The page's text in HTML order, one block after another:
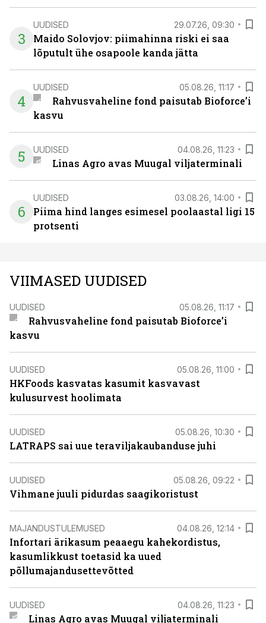
3
UUDISED 29.07.26, 09:30
Maido Solovjov: piimahinna riski ei saa
lõputult ühe osapoole kanda jätta
4
UUDISED 05.08.26, 11:17
Rahvusvaheline fond paisutab Bioforce’i
kasvu
5 UUDISED 04.08.26, 11:23
Linas Agro avas Muugal viljaterminali
6
UUDISED 03.08.26, 14:00
Piima hind langes esimesel poolaastal ligi 15
protsenti
VIIMASED UUDISED
UUDISED 05.08.26, 11:17
Rahvusvaheline fond paisutab Bioforce’i
kasvu
UUDISED 05.08.26, 11:00
HKFoods kasvatas kasumit kasvavast
kulusurvest hoolimata
UUDISED 05.08.26, 10:30
LATRAPS sai uue teraviljakaubanduse juhi
UUDISED 05.08.26, 09:22
Vihmane juuli pidurdas saagikoristust
MAJANDUSTULEMUSED 04.08.26, 12:14
Infortari ärikasum peaaegu kahekordistus,
kasumlikkust toetasid ka uued
põllumajandusettevõtted
UUDISED 04.08.26, 11:23
Linas Agro avas Muugal viljaterminali